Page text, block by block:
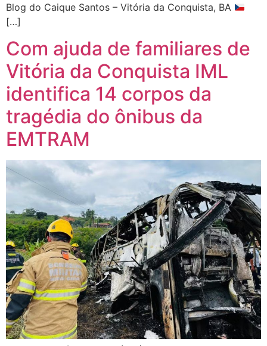
Blog do Caique Santos – Vitória da Conquista, BA
[…]
Com ajuda de familiares de
Vitória da Conquista IML
identifica 14 corpos da
tragédia do ônibus da
EMTRAM